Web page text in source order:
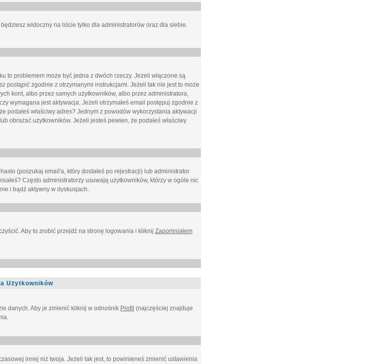
będziesz widoczny na liście tylko dla administratorów oraz dla siebie.
to problemem może być jedna z dwóch rzeczy. Jeżeli włączone są
postąpić zgodnie z otrzymanymi instrukcjami. Jeżeli tak nie jest to może
kont, albo przez samych użytkowników, albo przez administratora,
wymagana jest aktywacja. Jeżeli otrzymałeś email postępuj zgodnie z
podałeś właściwy adres? Jednym z powodów wykorzystania aktywacji
obrażać użytkowników. Jeżeli jesteś pewien, że podałeś właściwy
(poszukaj email'a, który dostałeś po rejestracji) lub administrator
Często administratorzy usuwają użytkowników, którzy w ogóle nic
i bądź aktywny w dyskusjach.
Aby to zrobić przejdź na stronę logowania i kliknij Zapomniałem
Użytkowników
danych. Aby je zmienić kliknij w odnośnik Profil (najczęściej znajduje
innej niż twoja. Jeżeli tak jest, to powinieneś zmienić ustawienia